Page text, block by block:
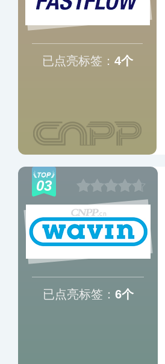
已点亮标签： 4个
03
已点亮标签： 6个